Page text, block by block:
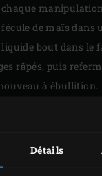
Détails
chaque
de maïs dans
liquide bout dans le
râpés, puis
à ébullition.
du kamado et
Couvrez le
fromage. Retirez la
créez une